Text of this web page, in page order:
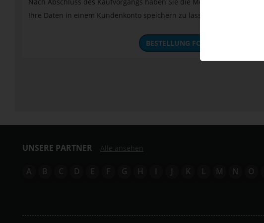
Nach Abschluss des Kaufvorgangs haben Sie die Möglichkeit,
Ihre Daten in einem Kundenkonto speichern zu lassen.
BESTELLUNG FORTSETZEN
UNSERE PARTNER Alle ansehen
A B C D E F G H I J K L M N O